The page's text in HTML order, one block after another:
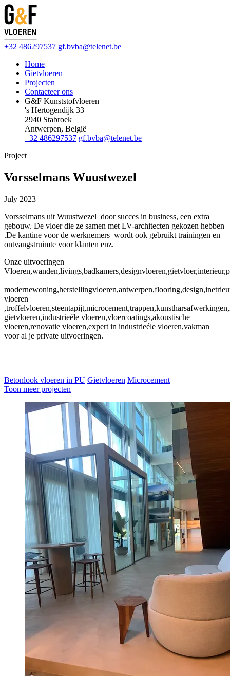
+32 486297537 gf.bvba@telenet.be
Home
Gietvloeren
Projecten
Contacteer ons
G&F Kunststofvloeren
's Hertogendijk 33
2940 Stabroek
Antwerpen, België
+32 486297537 gf.bvba@telenet.be
Project
Vorsselmans Wuustwezel
July 2023
Vorsselmans uit Wuustwezel door succes in business, een extra
gebouw. De vloer die ze samen met LV-architecten gekozen hebben
.De kantine voor de werknemers wordt ook gebruikt trainingen en
ontvangstruimte voor klanten enz.
Onze uitvoeringen
vloeren
gietvloeren,industrieéle vloeren,vloercoatings,akoustische
vloeren,renovatie vloeren,expert in industrieéle vloeren,vakman
voor al je private uitvoeringen.
Betonlook vloeren in PU Gietvloeren Microcement
Toon meer projecten